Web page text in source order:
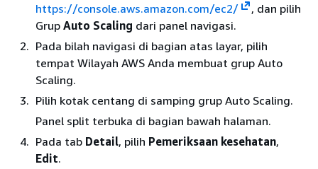
https://console.aws.amazon.com/ec2/
, dan pilih
Grup Auto Scaling dari panel navigasi.
Pada bilah navigasi di bagian atas layar, pilih
tempat Wilayah AWS Anda membuat grup Auto
Scaling.
Pilih kotak centang di samping grup Auto Scaling.
Panel split terbuka di bagian bawah halaman.
Pada tab Detail, pilih Pemeriksaan kesehatan,
Edit.